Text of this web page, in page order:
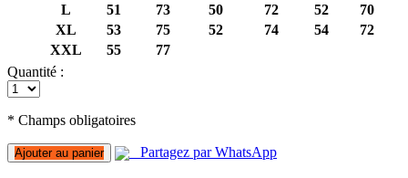
L
51 73 50 72 52
70
XL
53 75 52 74 54
72
XXL
55
77
Quantité :
* Champs obligatoires
Ajouter au panier Partagez par WhatsApp